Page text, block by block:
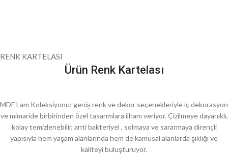
RENK KARTELASI
Ürün Renk Kartelası
MDF Lam Koleksiyonu; geniş renk ve dekor seçenekleriyle iç dekorasyon
ve mimaride birbirinden özel tasarımlara ilham veriyor. Çizilmeye dayanıklı,
kolay temizlenebilir, anti bakteriyel , solmaya ve sararmaya dirençli
yapısıyla hem yaşam alanlarında hem de kamusal alanlarda şıklığı ve
kaliteyi buluşturuyor.